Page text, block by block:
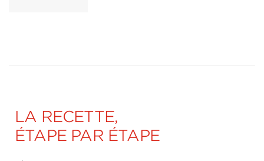
LA RECETTE,
ÉTAPE PAR ÉTAPE